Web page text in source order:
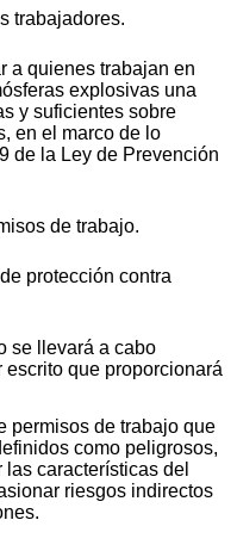
trabajadores.
a quienes trabajan en
explosivas una
y suficientes sobre
en el marco de lo
de la Ley de Prevención
de trabajo.
protección contra
se llevará a cabo
que proporcionará
permisos de trabajo que
como peligrosos,
características del
riesgos indirectos